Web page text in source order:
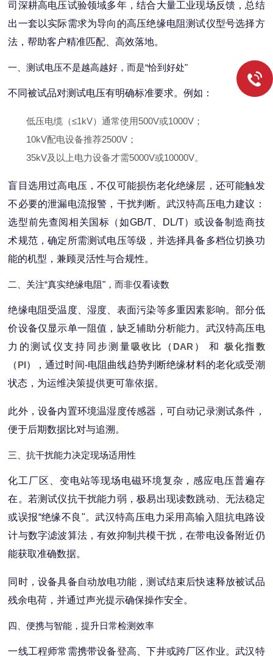
司深耕高电压试验领域多年，结合大量工业现场反馈，总结
出一套以实际需求为导向的高压绝缘电阻测试仪型号选择方
法，帮助客户精准匹配、高效落地。
一、测试电压不是越高越好，而是“恰到好处"
不同被试品对测试电压有明确标准要求。例如：
低压电缆（≤1kV）通常使用500V或1000V；
10kV配电设备推荐2500V；
35kV及以上电力设备才需5000V或10000V。
盲目选用过高电压，不仅可能损伤老化绝缘层，还可能触发
不必要的泄漏电流报警，干扰判断。武汉特高压电力建议：
选型前先查阅相关国标（如GB/T、DL/T）或设备制造商技
术规范，确定所需测试电压等级，并选择具备多档位切换功
能的机型，兼顾灵活性与合规性。
二、关注“真实绝缘电阻"，而非仅看读数
绝缘电阻受温度、湿度、表面污染等多重因素影响。部分低
价设备仅显示单一阻值，缺乏辅助分析能力。武汉特高压电
力的测试仪支持同步测量吸收比（DAR） 和 极化指数
（PI）
，通过时间-电阻曲线趋势判断绝缘材料的老化或受潮
状态，为运维决策提供更可靠依据。
此外，设备内置环境温湿度传感器，可自动记录测试条件，
便于后期数据比对与追溯。
三、抗干扰能力决定现场适用性
化工厂区、变电站等现场电磁环境复杂，感应电压普遍存
在。若测试仪抗干扰能力弱，极易出现读数跳动、无法稳定
或误报“绝缘不良"。武汉特高压电力采用高输入阻抗电路设
计与数字滤波算法，有效抑制共模干扰，在带电设备附近仍
能获取准确数据。
同时，设备具备自动放电功能，测试结束后快速释放被试品
残余电荷，并通过声光提示确保操作安全。
四、便携与智能，提升日常检测效率
一线工程师常需携带设备登高、下井或跨厂区作业。武汉特